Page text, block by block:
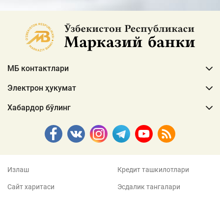
МБ контактлари
Электрон ҳукумат
Хабардор бўлинг
Излаш
Сайт харитаси
Кредит ташкилотлари
Эсдалик тангалари